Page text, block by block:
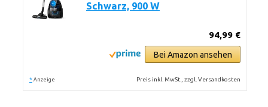
Schwarz, 900 W
94,99 €
Bei Amazon ansehen
* Anzeige Preis inkl. MwSt., zzgl. Versandkosten